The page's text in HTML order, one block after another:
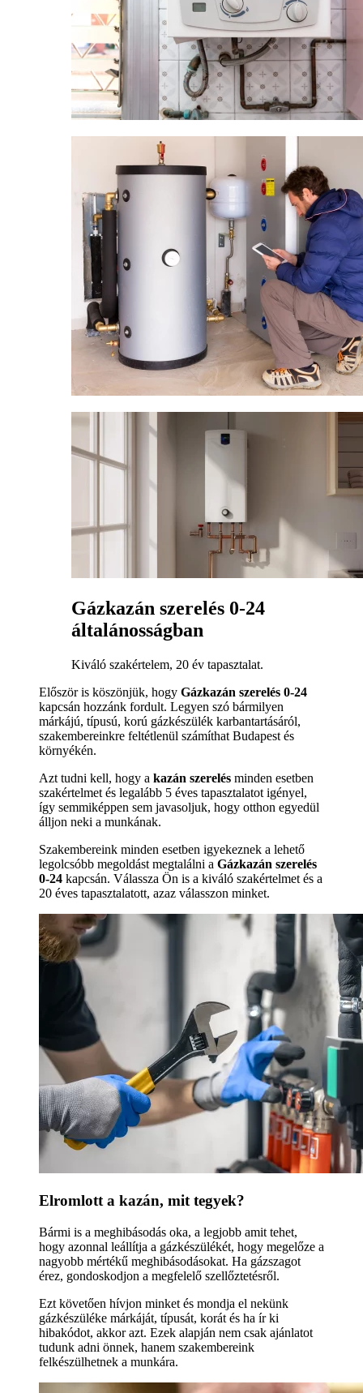
Gázkazán szerelés 0-24
általánosságban
Kiváló szakértelem, 20 év tapasztalat.
Először is köszönjük, hogy Gázkazán szerelés 0-24
kapcsán hozzánk fordult. Legyen szó bármilyen
márkájú, típusú, korú gázkészülék karbantartásáról,
szakembereinkre feltétlenül számíthat Budapest és
környékén.
Azt tudni kell, hogy a kazán szerelés minden esetben
szakértelmet és legalább 5 éves tapasztalatot igényel,
így semmiképpen sem javasoljuk, hogy otthon egyedül
álljon neki a munkának.
Szakembereink minden esetben igyekeznek a lehető
legolcsóbb megoldást megtalálni a Gázkazán szerelés
0-24 kapcsán. Válassza Ön is a kiváló szakértelmet és a
20 éves tapasztalatott, azaz válasszon minket.
Elromlott a kazán, mit tegyek?
Bármi is a meghibásodás oka, a legjobb amit tehet,
hogy azonnal leállítja a gázkészülékét, hogy megelőze a
nagyobb mértékű meghibásodásokat. Ha gázszagot
érez, gondoskodjon a megfelelő szellőztetésről.
Ezt követően hívjon minket és mondja el nekünk
gázkészüléke márkáját, típusát, korát és ha ír ki
hibakódot, akkor azt. Ezek alapján nem csak ajánlatot
tudunk adni önnek, hanem szakembereink
felkészülhetnek a munkára.